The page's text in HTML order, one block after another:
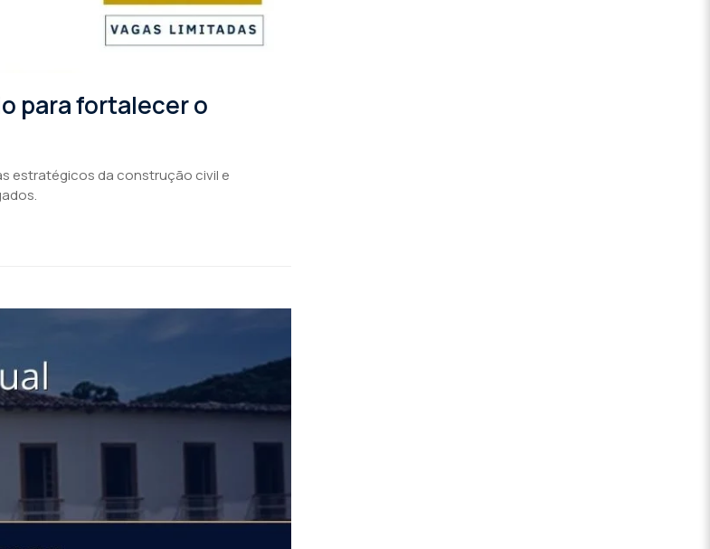
para fortalecer o
estratégicos da construção civil e